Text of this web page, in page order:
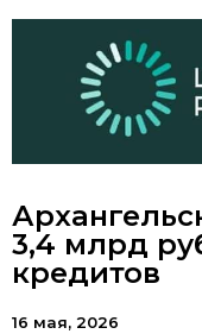
3,4 млрд
кредитов
16 мая, 2026